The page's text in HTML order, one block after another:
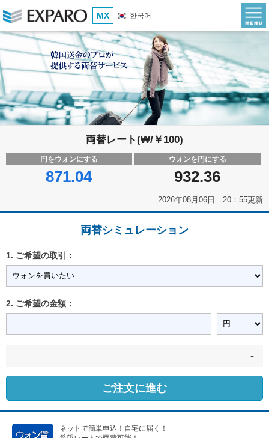
MX 한국어
両替レート(₩/￥100)
円をウォンにする
871.04
ウォンを円にする
932.36
2026年08月06日 20：55更新
両替シミュレーション
1. ご希望の取引：
2. ご希望の金額：
-
ご注文に進む
ネットで簡単申込！自宅に届く！